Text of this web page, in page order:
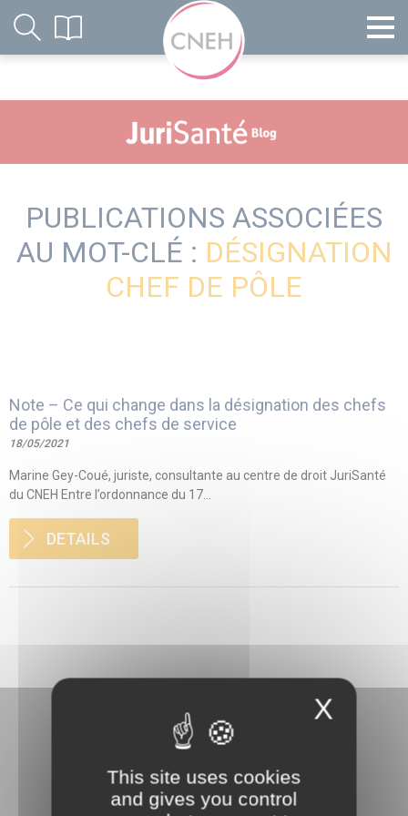
PUBLICATIONS ASSOCIÉES
AU MOT-CLÉ : DÉSIGNATION
CHEF DE PÔLE
Note – Ce qui change dans la désignation des chefs
de pôle et des chefs de service
18/05/2021
Marine Gey-Coué, juriste, consultante au centre de droit JuriSanté
du CNEH Entre l’ordonnance du 17...
DETAILS
3 rue Danton
X
This site uses cookies
and gives you control